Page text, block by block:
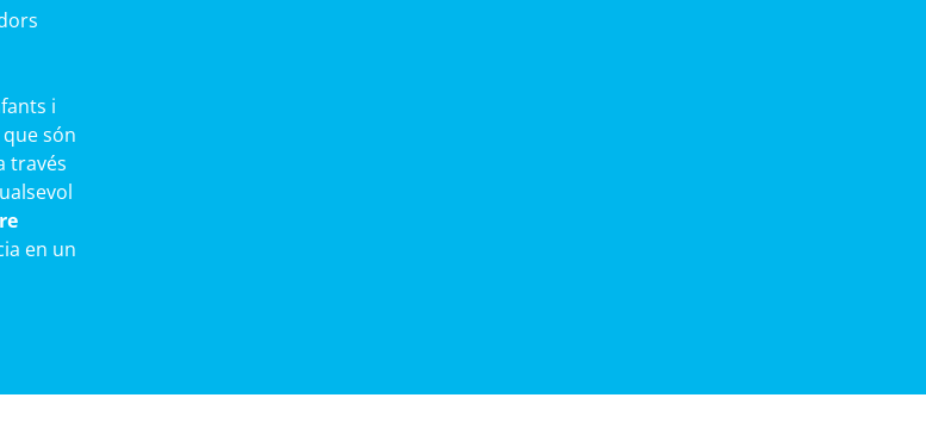
i
són
través
en un